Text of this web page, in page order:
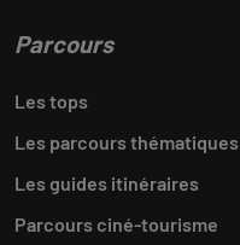
Parcours
Les tops
Les parcours thématiques
Les guides itinéraires
Parcours ciné-tourisme